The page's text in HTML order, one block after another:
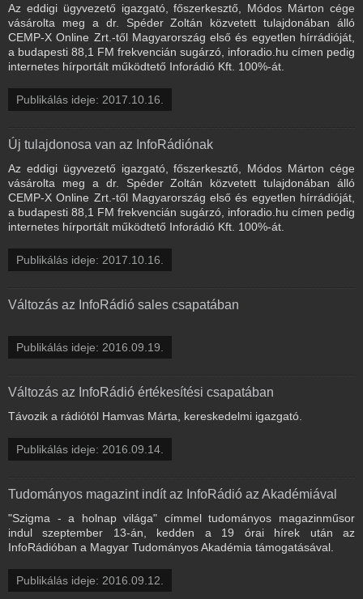
Az eddigi ügyvezető igazgató, főszerkesztő, Módos Márton cége
vásárolta meg a dr. Spéder Zoltán közvetett tulajdonában álló
CEMP-X Online Zrt.-től Magyarország első és egyetlen hírrádióját,
a budapesti 88,1 FM frekvencián sugárzó, inforadio.hu címen pedig
internetes hírportált működtető Inforádió Kft. 100%-át.
Publikálás ideje: 2017.10.16.
Új tulajdonosa van az InfoRádiónak
Az eddigi ügyvezető igazgató, főszerkesztő, Módos Márton cége
vásárolta meg a dr. Spéder Zoltán közvetett tulajdonában álló
CEMP-X Online Zrt.-től Magyarország első és egyetlen hírrádióját,
a budapesti 88,1 FM frekvencián sugárzó, inforadio.hu címen pedig
internetes hírportált működtető Inforádió Kft. 100%-át.
Publikálás ideje: 2017.10.16.
Változás az InfoRádió sales csapatában
Publikálás ideje: 2016.09.19.
Változás az InfoRádió értékesítési csapatában
Távozik a rádiótól Hamvas Márta, kereskedelmi igazgató.
Publikálás ideje: 2016.09.14.
Tudományos magazint indít az InfoRádió az Akadémiával
"Szigma - a holnap világa" címmel tudományos magazinműsor
indul szeptember 13-án, kedden a 19 órai hírek után az
InfoRádióban a Magyar Tudományos Akadémia támogatásával.
Publikálás ideje: 2016.09.12.